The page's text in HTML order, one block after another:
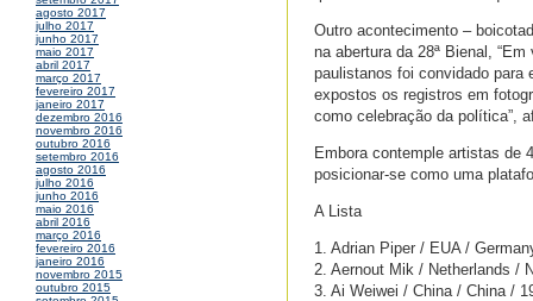
agosto 2017
julho 2017
junho 2017
maio 2017
abril 2017
março 2017
fevereiro 2017
janeiro 2017
dezembro 2016
novembro 2016
outubro 2016
setembro 2016
agosto 2016
julho 2016
junho 2016
maio 2016
abril 2016
março 2016
fevereiro 2016
janeiro 2016
novembro 2015
outubro 2015
Outro acontecimento –
na abertura da 28ª Bienal,
paulistanos foi convidado para
expostos os registros em
como celebração da política”,
Embora contemple artistas de
posicionar-se como uma
A Lista
1. Adrian Piper / EUA /
2. Aernout Mik / Netherlands /
3. Ai Weiwei / China / China /